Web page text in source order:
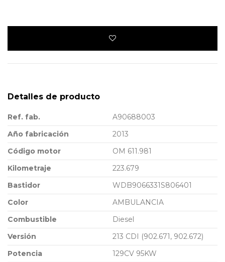
Detalles de producto
Ref. fab.
A90688003
Año fabricación
2013
Código motor
OM 611.981
Kilometraje
223.679
Bastidor
WDB9066331S806401
Color
AMBULANCIA
Combustible
Diesel
Versión
213 CDI (902.671, 902.672)
Potencia
129CV 95KW